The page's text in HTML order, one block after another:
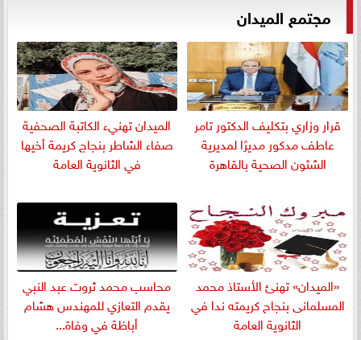
مجتمع الميدان
قرار وزاري بتكليف الدكتور تامر
عاطف مدكور مديرًا لمديرية
الشئون الصحية بالقاهرة
الميدان تهنيء الكاتبة الصحفية
صفاء الشاطر بنجاج كريمة أخيها
في الثانوية العامة
«الميدان» تهنئ الأستاذ محمد
المسلمانى بنجاح كريمته ندا في
الثانوية العامة
​محاسب محمد ثروت عبد النبي
يقدم التعازي للمهندس هشام
أباظة في وفاة...